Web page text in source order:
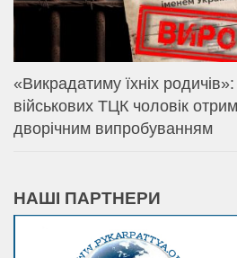
«Викрадатиму їхніх
військових ТЦК чоловік
дворічним випробуванням
НАШІ ПАРТНЕРИ